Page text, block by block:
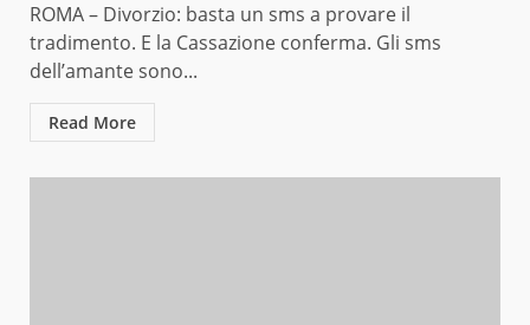
ROMA – Divorzio: basta un sms a provare il
tradimento. E la Cassazione conferma. Gli sms
dell’amante sono...
Read More